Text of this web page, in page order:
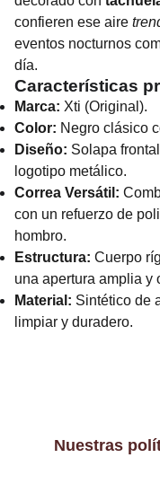
confieren ese aire
eventos nocturnos
día.
Características
Marca: Xti (Original).
Color: Negro clásico
Diseño: Solapa
logotipo metálico.
Correa Versátil:
con un refuerzo de
hombro.
Estructura: Cuerpo
una apertura amplia y
Material: Sintético de
limpiar y duradero.
Nuestras